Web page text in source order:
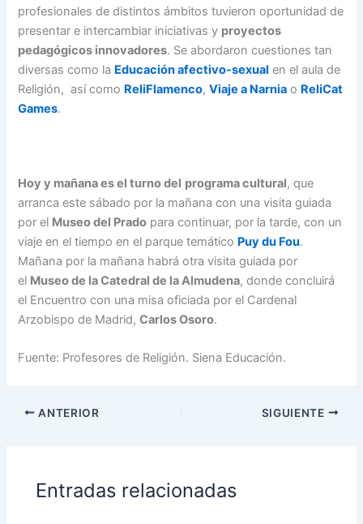
profesionales de distintos ámbitos tuvieron oportunidad de
presentar e intercambiar iniciativas y proyectos
pedagógicos innovadores. Se abordaron cuestiones tan
diversas como la Educación afectivo-sexual en el aula de
Religión, así como ReliFlamenco,Viaje a Narnia o ReliCat
Games.
Hoy y mañana es el turno del programa cultural, que
arranca este sábado por la mañana con una visita guiada
por el Museo del Prado para continuar, por la tarde, con un
viaje en el tiempo en el parque temático Puy du Fou.
Mañana por la mañana habrá otra visita guiada por
el Museo de la Catedral de la Almudena, donde concluirá
el Encuentro con una misa oficiada por el Cardenal
Arzobispo de Madrid,Carlos Osoro.
Fuente: Profesores de Religión. Siena Educación.
ANTERIOR SIGUIENTE
Entradas relacionadas